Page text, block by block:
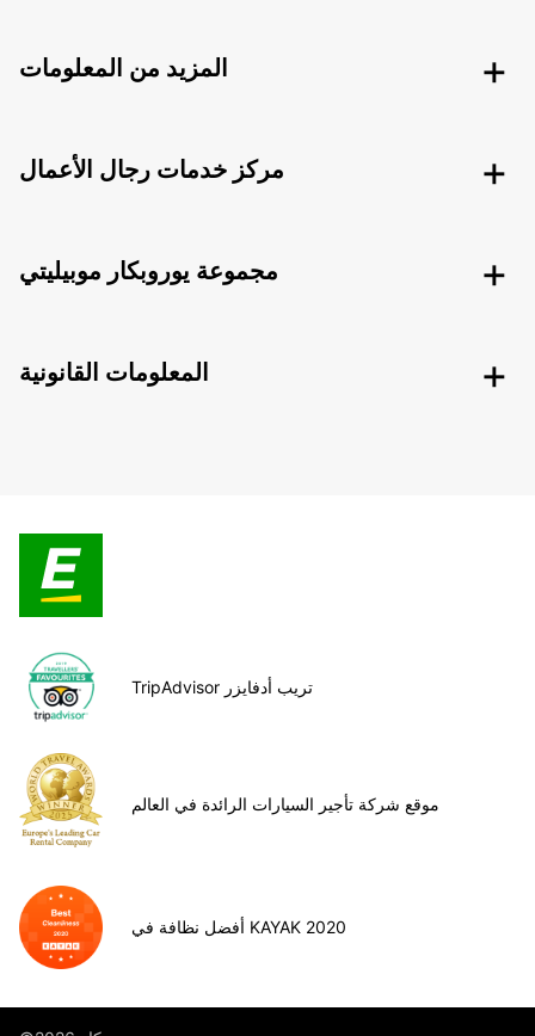
المزيد من المعلومات
مركز خدمات رجال الأعمال
مجموعة يوروبكار موبيليتي
المعلومات القانونية
TripAdvisor تريب أدفايزر
موقع شركة تأجير السيارات الرائدة في العالم
أفضل نظافة في KAYAK 2020